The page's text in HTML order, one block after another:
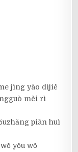
jìng yào dìjiě
měi rì
piān huì
yǒu wǒ